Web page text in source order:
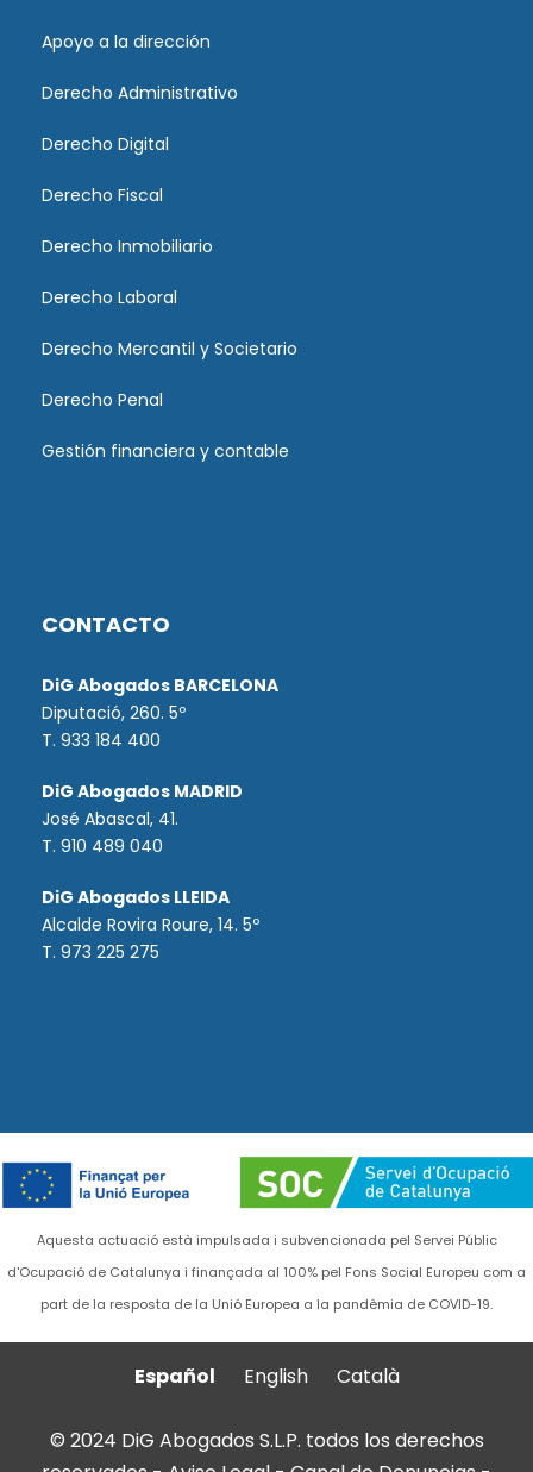
Apoyo a la dirección
Derecho Administrativo
Derecho Digital
Derecho Fiscal
Derecho Inmobiliario
Derecho Laboral
Derecho Mercantil y Societario
Derecho Penal
Gestión financiera y contable
CONTACTO
DiG Abogados BARCELONA
Diputació, 260. 5º
T. 933 184 400
DiG Abogados MADRID
José Abascal, 41.
T. 910 489 040
DiG Abogados LLEIDA
Alcalde Rovira Roure, 14. 5º
T. 973 225 275
Aquesta actuació està impulsada i subvencionada pel Servei Públic
d'Ocupació de Catalunya i finançada al 100% pel Fons Social Europeu com a
part de la resposta de la Unió Europea a la pandèmia de COVID-19.
Español English Català
© 2024 DiG Abogados S.L.P. todos los derechos